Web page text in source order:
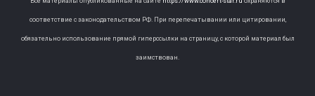
соответствие с законодательством РФ. При перепечатывании или цитировании,
обязательно использование прямой гиперссылки на страницу, с которой материал был
заимствован.